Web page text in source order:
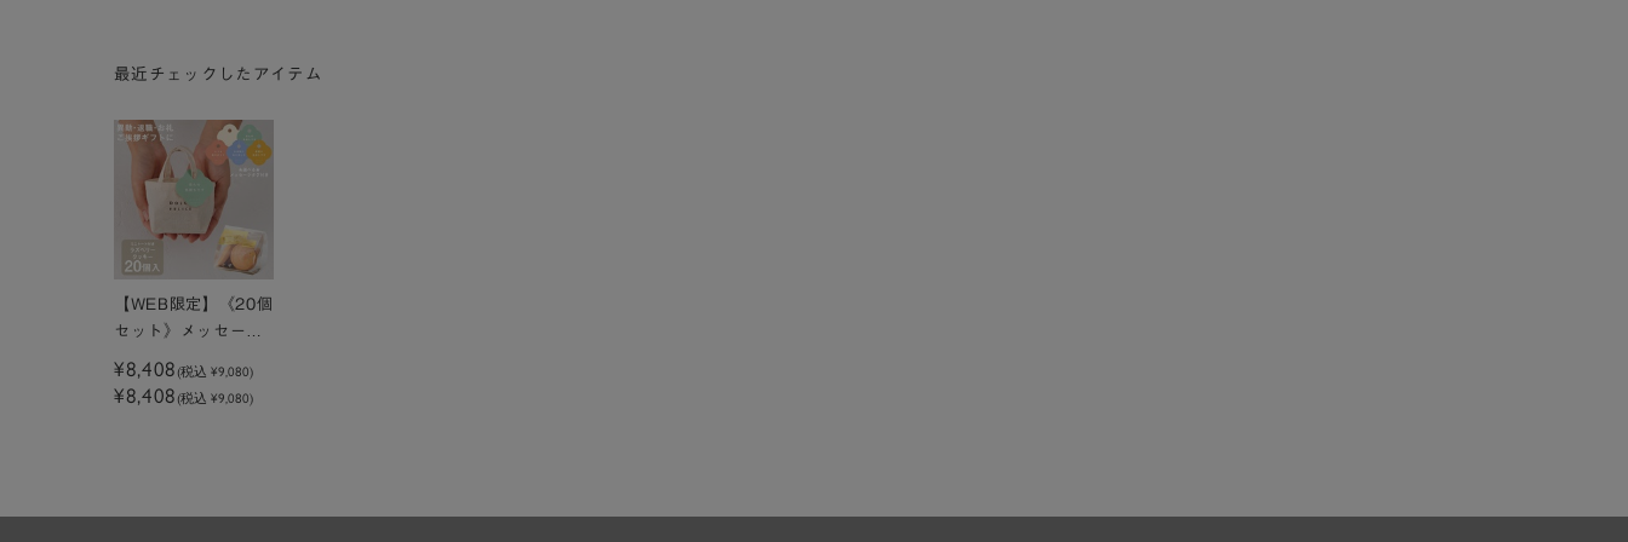
最近チェックしたアイテム
【WEB限定】《20個
セット》メッセージ
キーラズベリー
¥8,408 (税込 ¥9,080)
¥8,408 (税込 ¥9,080)